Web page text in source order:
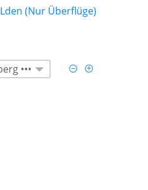
Lden (Nur Überflüge)

